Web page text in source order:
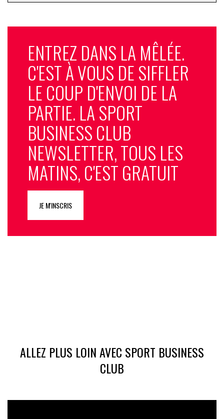
ENTREZ DANS LA MÊLÉE.
C'EST À VOUS DE SIFFLER
LE COUP D'ENVOI DE LA
PARTIE. LA SPORT
BUSINESS CLUB
NEWSLETTER, TOUS LES
MATINS, C'EST GRATUIT
JE M'INSCRIS
ALLEZ PLUS LOIN AVEC SPORT BUSINESS
CLUB